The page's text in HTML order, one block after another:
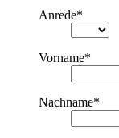
Anrede*
Vorname*
Nachname*